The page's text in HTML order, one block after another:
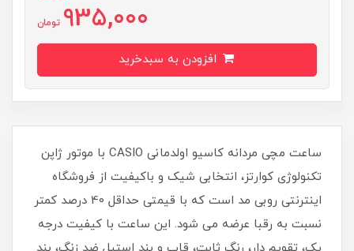
935,000 تومان
ساعت مچی مردانه کاسیو اولدمانی CASIO با موتور ژاپن
تکنولوژی کوارتز، انتخابی شیک و باکیفیت از فروشگاه
اینترنتی روبی مد است که با قیمتی حداقل 40 درصد کمتر
نسبت به رقبا عرضه می شود. این ساعت با کیفیت درجه